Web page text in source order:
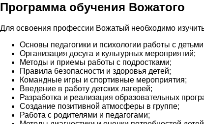
Программа обучения Вожатого
Для освоения профессии Вожатый необходимо
Основы педагогики и психологии работы с
Организация досуга и культурных мероприятий;
Методы и приемы работы с подростками;
Правила безопасности и здоровья детей;
Командные игры и спортивные мероприятия;
Введение в работу детских лагерей;
Разработка и реализация образовательных
Создание позитивной атмосферы в группе;
Работа с родителями и педагогами;